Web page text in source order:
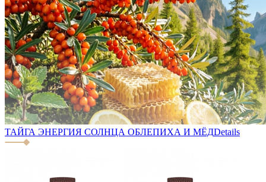
ТАЙГА ЭНЕРГИЯ СОЛНЦА ОБЛЕПИХА И МЁДDetails